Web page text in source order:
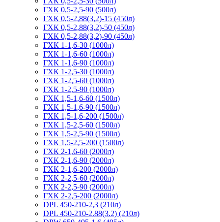
ГХК 0,5-2,5-90 (500л)
ГХК 0,5-2,88(3,2)-15 (450л)
ГХК 0,5-2,88(3,2)-50 (450л)
ГХК 0,5-2,88(3,2)-90 (450л)
ГХК 1-1,6-30 (1000л)
ГХК 1-1,6-60 (1000л)
ГХК 1-1,6-90 (1000л)
ГХК 1-2,5-30 (1000л)
ГХК 1-2,5-60 (1000л)
ГХК 1-2,5-90 (1000л)
ГХК 1,5-1,6-60 (1500л)
ГХК 1,5-1,6-90 (1500л)
ГХК 1,5-1,6-200 (1500л)
ГХК 1,5-2,5-60 (1500л)
ГХК 1,5-2,5-90 (1500л)
ГХК 1,5-2,5-200 (1500л)
ГХК 2-1,6-60 (2000л)
ГХК 2-1,6-90 (2000л)
ГХК 2-1,6-200 (2000л)
ГХК 2-2,5-60 (2000л)
ГХК 2-2,5-90 (2000л)
ГХК 2-2,5-200 (2000л)
DPL 450-210-2,3 (210л)
DPL 450-210-2.88(3.2) (210л)